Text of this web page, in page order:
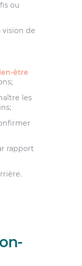
ou
vision de
être
les
rapport